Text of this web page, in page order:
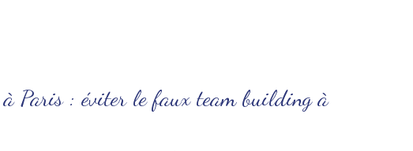
Paris : éviter le faux team building à